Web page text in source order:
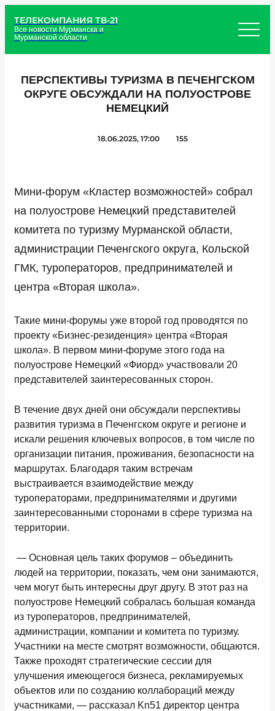
ТЕЛЕКОМПАНИЯ ТВ-21
Все новости Мурманска и
Мурманской области
ПЕРСПЕКТИВЫ ТУРИЗМА В ПЕЧЕНГСКОМ
ОКРУГЕ ОБСУЖДАЛИ НА ПОЛУОСТРОВЕ
НЕМЕЦКИЙ
18.06.2025, 17:00 155
Мини-форум «Кластер возможностей» собрал
на полуострове Немецкий представителей
комитета по туризму Мурманской области,
администрации Печенгского округа, Кольской
ГМК, туроператоров, предпринимателей и
центра «Вторая школа».
Такие мини-форумы уже второй год проводятся по
проекту «Бизнес-резиденция» центра «Вторая
школа». В первом мини-форуме этого года на
полуострове Немецкий «Фиорд» участвовали 20
представителей заинтересованных сторон.
В течение двух дней они обсуждали перспективы
развития туризма в Печенгском округе и регионе и
искали решения ключевых вопросов, в том числе по
организации питания, проживания, безопасности на
маршрутах. Благодаря таким встречам
выстраивается взаимодействие между
туроператорами, предпринимателями и другими
заинтересованными сторонами в сфере туризма на
территории.
— Основная цель таких форумов – объединить
людей на территории, показать, чем они занимаются,
чем могут быть интересны друг другу. В этот раз на
полуострове Немецкий собралась большая команда
из туроператоров, предпринимателей,
администрации, компании и комитета по туризму.
Участники на месте смотрят возможности, общаются.
Также проходят стратегические сессии для
улучшения имеющегося бизнеса, рекламируемых
объектов или по созданию коллабораций между
участниками, — рассказал Kn51 директор центра